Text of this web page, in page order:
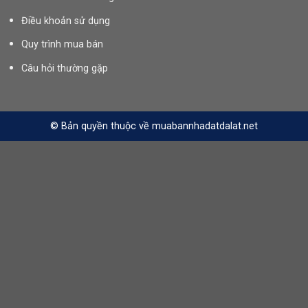
Điều khoản sử dụng
Quy trình mua bán
Câu hỏi thường gặp
© Bản quyền thuộc về muabannhadatdalat.net